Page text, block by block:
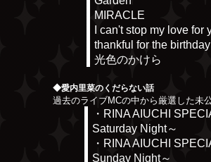
MIRACLE
I can't stop my love for
thankful for the birthday
光色のかけら
◆愛内里菜のくだらない話
過去のライブMCの中から厳選した未
・RINA AIUCHI
Saturday Night～
・RINA AIUCHI
Sunday Night～